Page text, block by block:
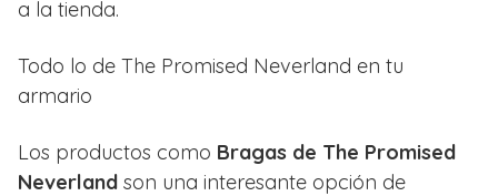
a la tienda.
Todo lo de The Promised Neverland en tu
armario
Los productos como Bragas de The Promised
Neverland son una interesante opción de